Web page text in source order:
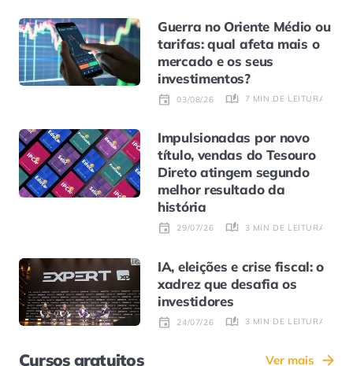
Guerra no Oriente Médio ou
tarifas: qual afeta mais o
mercado e os seus
investimentos?
03/08/26 7 MIN DE LEITURA
Impulsionadas por novo
título, vendas do Tesouro
Direto atingem segundo
melhor resultado da
história
29/07/26 3 MIN DE LEITURA
IA, eleições e crise fiscal: o
xadrez que desafia os
investidores
24/07/26 3 MIN DE LEITURA
Cursos gratuitos Ver mais